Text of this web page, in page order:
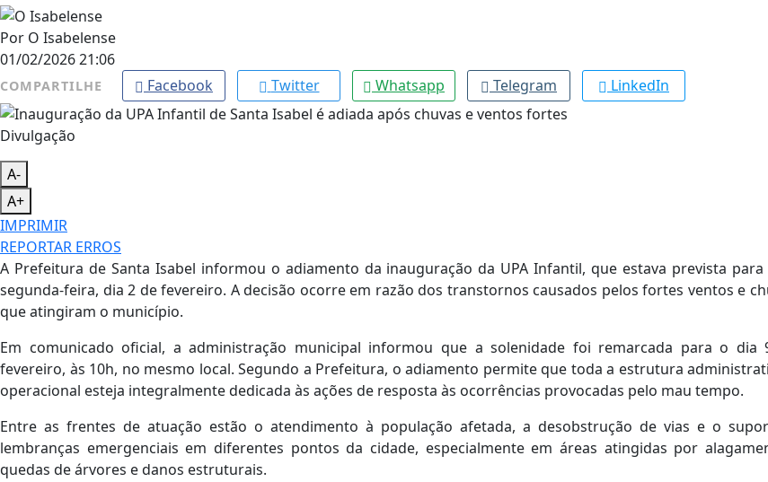
Por O Isabelense
01/02/2026 21:06
COMPARTILHE Facebook Twitter Whatsapp Telegram LinkedIn
Divulgação
A-
A+
IMPRIMIR
REPORTAR ERROS
A Prefeitura de Santa Isabel informou o adiamento da inauguração da UPA Infantil, que estava prevista para
segunda-feira, dia 2 de fevereiro. A decisão ocorre em razão dos transtornos causados pelos fortes ventos e
que atingiram o município.
Em comunicado oficial, a administração municipal informou que a solenidade foi remarcada para o dia
fevereiro, às 10h, no mesmo local. Segundo a Prefeitura, o adiamento permite que toda a estrutura
operacional esteja integralmente dedicada às ações de resposta às ocorrências provocadas pelo mau tempo.
Entre as frentes de atuação estão o atendimento à população afetada, a desobstrução de vias e o
lembranças emergenciais em diferentes pontos da cidade, especialmente em áreas atingidas por
quedas de árvores e danos estruturais.